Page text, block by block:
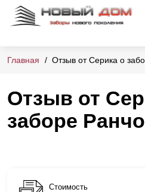
Главная Отзыв от Серика о
Отзыв от
заборе Ранчо
Стоимость